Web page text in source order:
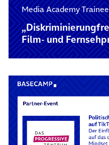
Media Academy
Film- und